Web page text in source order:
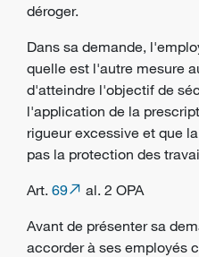
déroger.
Dans sa demande,
quelle est l'autre mesure
d'atteindre l'objectif de
l'application de la
rigueur excessive et que
pas la protection des
Art. 69
al. 2 OPA
Avant de présenter sa
accorder à ses employés